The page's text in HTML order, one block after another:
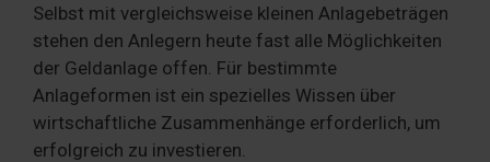
Selbst mit vergleichsweise kleinen Anlagebeträgen
stehen den Anlegern heute fast alle Möglichkeiten
der Geldanlage offen. Für bestimmte
Anlageformen ist ein spezielles Wissen über
wirtschaftliche Zusammenhänge erforderlich, um
erfolgreich zu investieren.